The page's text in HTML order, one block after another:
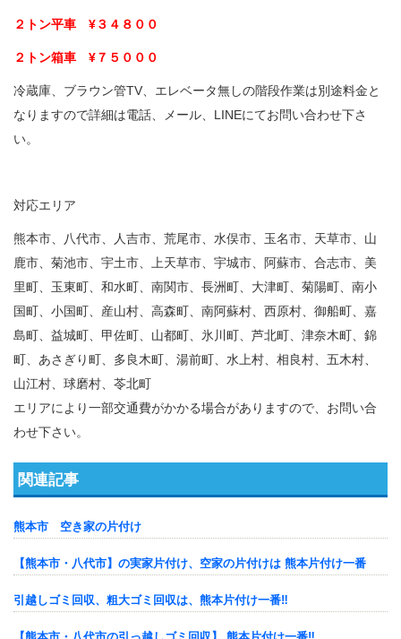
２トン平車 ¥３４８００
２トン箱車 ¥７５０００
冷蔵庫、ブラウン管TV、エレベータ無しの階段作業は別途料金と
なりますので詳細は電話、メール、LINEにてお問い合わせ下さ
い。
対応エリア
熊本市、八代市、人吉市、荒尾市、水俣市、玉名市、天草市、山
鹿市、菊池市、宇土市、上天草市、宇城市、阿蘇市、合志市、美
里町、玉東町、和水町、南関市、長洲町、大津町、菊陽町、南小
国町、小国町、産山村、高森町、南阿蘇村、西原村、御船町、嘉
島町、益城町、甲佐町、山都町、氷川町、芦北町、津奈木町、錦
町、あさぎり町、多良木町、湯前町、水上村、相良村、五木村、
山江村、球磨村、苓北町
エリアにより一部交通費がかかる場合がありますので、お問い合
わせ下さい。
関連記事
熊本市 空き家の片付け
【熊本市・八代市】の実家片付け、空家の片付けは 熊本片付け一番
引越しゴミ回収、粗大ゴミ回収は、熊本片付け一番‼︎